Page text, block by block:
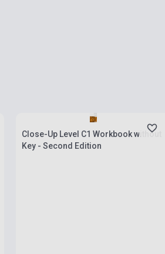
Close-Up Level C1 Workbook without
Key - Second Edition